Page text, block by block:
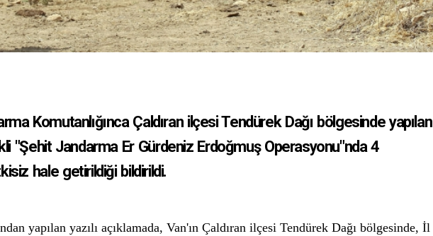
Komutanlığınca Çaldıran ilçesi Tendürek Dağı bölgesinde yapılan
"Şehit Jandarma Er Gürdeniz Erdoğmuş Operasyonu"nda 4
hale getirildiği bildirildi.
yapılan yazılı açıklamada, Van'ın Çaldıran ilçesi Tendürek Dağı bölgesinde, İl